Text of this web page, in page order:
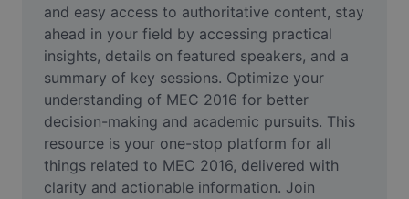
Amélioration de la qualité
Éditeur de vidéos
Couper une vidéo
Ajouter des sous-titres à une vidéo
Convertisseur de vidéo
and easy access to authoritative content, stay
ahead in your field by accessing practical
insights, details on featured speakers, and a
summary of key sessions. Optimize your
understanding of MEC 2016 for better
decision-making and academic pursuits. This
resource is your one-stop platform for all
things related to MEC 2016, delivered with
clarity and actionable information. Join